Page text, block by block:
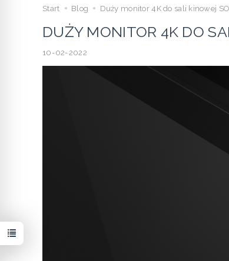
Start Blog Duży monitor 4K do sali kinowej
DUŻY MONITOR 4K DO
10-02-2022